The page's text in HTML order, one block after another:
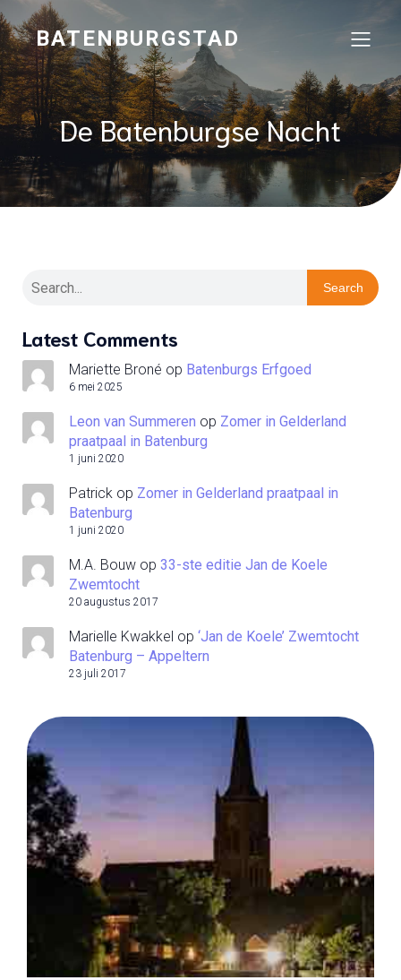
BATENBURGSTAD
De Batenburgse Nacht
Search
Latest Comments
Mariette Broné op Batenburgs Erfgoed
6 mei 2025
Leon van Summeren op Zomer in Gelderland
praatpaal in Batenburg
1 juni 2020
Patrick op Zomer in Gelderland praatpaal in
Batenburg
1 juni 2020
M.A. Bouw op 33-ste editie Jan de Koele
Zwemtocht
20 augustus 2017
Marielle Kwakkel op ‘Jan de Koele’ Zwemtocht
Batenburg – Appeltern
23 juli 2017